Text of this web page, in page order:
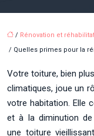
/ Rénovation et
/ Quelles primes pour la
Votre toiture, bien
climatiques, joue un
votre habitation. Elle
et à la diminution de
une toiture